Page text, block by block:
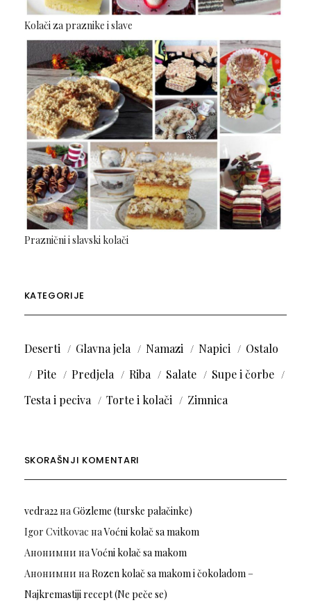
Kolači za praznike i slave
Praznični i slavski kolači
KATEGORIJE
Deserti Glavna jela Namazi Napici
Ostalo
Pite
Predjela Riba Salate
Supe i čorbe
Testa i peciva
Torte i kolači Zimnica
SKORAŠNJI KOMENTARI
vedra22наGözleme (turske palačinke)
Igor Cvitkovac наVoćni kolač sa makom
Анонимни наVoćni kolač sa makom
Анонимни наRozen kolač sa makom i čokoladom –
Najkremastiji recept (Ne peče se)